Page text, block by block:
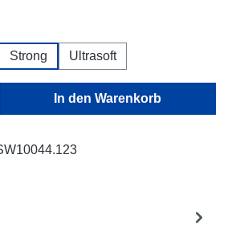
Strong Ultrasoft
Gib den gewünschten
In den Warenkorb